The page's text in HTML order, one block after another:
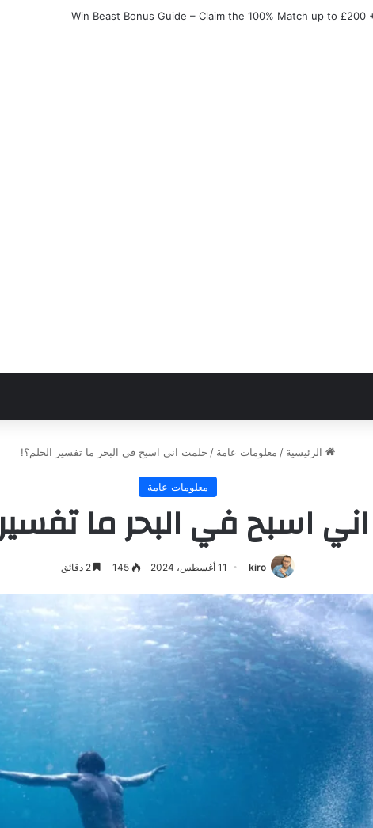
Elite Spin Login Bonus-Guide – So sichern Sie sich das
الرئيسية / معلومات عامة / حلمت اني اسبح في البحر ما تفسير الحلم؟!
معلومات عامة
اسبح في البحر ما
kiro 11 أغسطس، 2024 145 2 دقائق